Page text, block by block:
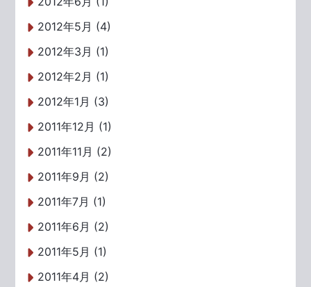
2012年5月 (4)
2012年3月 (1)
2012年2月 (1)
2012年1月 (3)
2011年12月 (1)
2011年11月 (2)
2011年9月 (2)
2011年7月 (1)
2011年6月 (2)
2011年5月 (1)
2011年4月 (2)